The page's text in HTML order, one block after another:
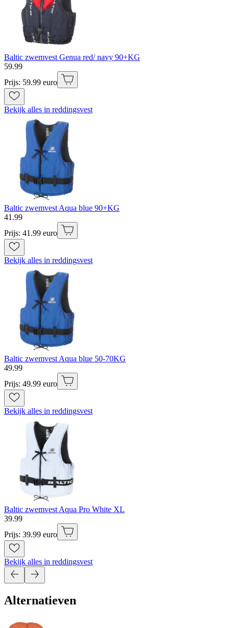
Baltic zwemvest Genua red/ navy 90+KG
59.99
Prijs: 59.99 euro
Bekijk alles in reddingsvest
Baltic zwemvest Aqua blue 90+KG
41 .99
Prijs: 41.99 euro
Bekijk alles in reddingsvest
Baltic zwemvest Aqua blue 50-70KG
49.99
Prijs: 49.99 euro
Bekijk alles in reddingsvest
Baltic zwemvest Aqua Pro White XL
39.99
Prijs: 39.99 euro
Bekijk alles in reddingsvest
Alternatieven